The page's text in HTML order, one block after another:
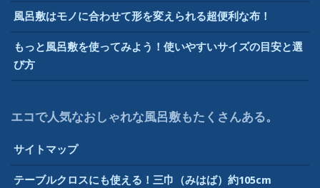
風呂敷はモノに合わせて形を変えられる超便利な布！
もっと風呂敷を使ってみよう！使いやすいサイズの目安と選
び方
エコで人気なおしゃれな風呂敷もたくさんある。
サイトマップ
テーブルクロスにも使える！三巾（みはば）約105cm